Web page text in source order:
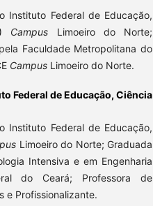
Instituto Federal de Educação,
Campus Limoeiro do Norte;
Faculdade Metropolitana do
Campus Limoeiro do Norte.
Federal de Educação, Ciência
Instituto Federal de Educação,
Limoeiro do Norte; Graduada
Intensiva e em Engenharia
do Ceará; Professora de
e Profissionalizante.